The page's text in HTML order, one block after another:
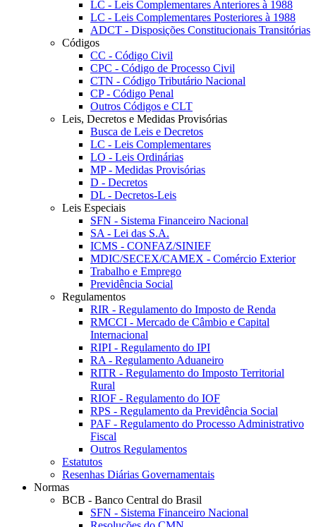
LC - Leis Complementares Anteriores à 1988
LC - Leis Complementares Posteriores à 1988
ADCT - Disposições Constitucionais Transitórias
Códigos
CC - Código Civil
CPC - Código de Processo Civil
CTN - Código Tributário Nacional
CP - Código Penal
Outros Códigos e CLT
Leis, Decretos e Medidas Provisórias
Busca de Leis e Decretos
LC - Leis Complementares
LO - Leis Ordinárias
MP - Medidas Provisórias
D - Decretos
DL - Decretos-Leis
Leis Especiais
SFN - Sistema Financeiro Nacional
SA - Lei das S.A.
ICMS - CONFAZ/SINIEF
MDIC/SECEX/CAMEX - Comércio Exterior
Trabalho e Emprego
Previdência Social
Regulamentos
RIR - Regulamento do Imposto de Renda
RMCCI - Mercado de Câmbio e Capital
Internacional
RIPI - Regulamento do IPI
RA - Regulamento Aduaneiro
RITR - Regulamento do Imposto Territorial
Rural
RIOF - Regulamento do IOF
RPS - Regulamento da Previdência Social
PAF - Regulamento do Processo Administrativo
Fiscal
Outros Regulamentos
Estatutos
Resenhas Diárias Governamentais
Normas
BCB - Banco Central do Brasil
SFN - Sistema Financeiro Nacional